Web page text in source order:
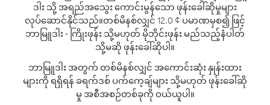
ဒါး သို့ အရည်အသွေး ကောင်းမွန်သော ဖုန်းခေါ်ဆိုမှုများ
လုပ်ဆောင်နိုင်သည်။တစ်မိနစ်လျှင် 12.0 ¢ ပမာဏမှစ၍ ဖြင့်
ဘာမြူဒါး - ကြိုးဖုန်း သို့မဟုတ် မိုဘိုင်းဖုန်း မည်သည့်နံပါတ်
သို့မဆို ဖုန်းခေါ်ဆိုပါ။
ဘာမြူဒါး အတွက် တစ်မိနစ်လျှင် အကောင်းဆုံး နှုန်းထား
များကို ရရှိရန် ခရက်ဒစ် ပက်ကေ့ချ်များ သို့မဟုတ် ဖုန်းခေါ်ဆို
မှု အစီအစဉ်တစ်ခုကို ဝယ်ယူပါ။